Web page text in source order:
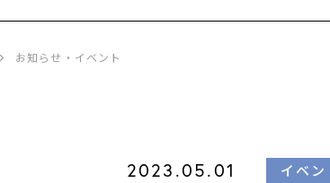
お知らせ・イベント
2023.05.01 イベン